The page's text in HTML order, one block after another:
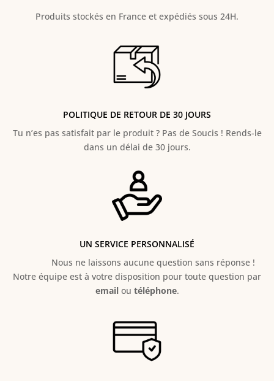
Produits stockés en France et expédiés sous 24H.
POLITIQUE DE RETOUR DE 30 JOURS
Tu n’es pas satisfait par le produit ? Pas de Soucis ! Rends-le
dans un délai de 30 jours.
UN SERVICE PERSONNALISÉ
Nous ne laissons aucune question sans réponse !
Notre équipe est à votre disposition pour toute question par
emailou téléphone.